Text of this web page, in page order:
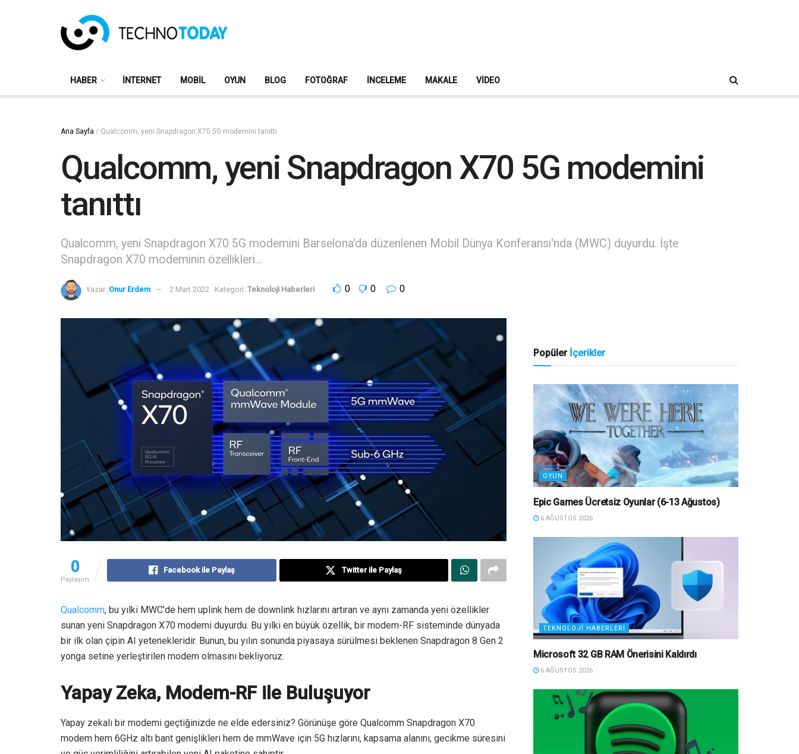
HABER İNTERNET MOBIL OYUN BLOG FOTOĞRAF İNCELEME MAKALE VIDEO
Ana Sayfa / Qualcomm, yeni Snapdragon X70 5G modemini tanıttı
Qualcomm, yeni Snapdragon X70 5G modemini
tanıttı
Qualcomm, yeni Snapdragon X70 5G modemini Barselona'da düzenlenen Mobil Dünya Konferansı'nda (MWC) duyurdu. İşte
Snapdragon X70 modeminin özellikleri...
Yazar: Onur Erdem 2 Mart 2022 Kategori: Teknoloji Haberleri 0 0 0
0
Paylaşım
Facebook ile Paylaş Twitter ile Paylaş
Qualcomm, bu yılki MWC’de hem uplink hem de downlink hızlarını artıran ve aynı zamanda yeni özellikler
sunan yeni Snapdragon X70 modemi duyurdu. Bu yılki en büyük özellik, bir modem-RF sisteminde dünyada
bir ilk olan çipin AI yetenekleridir. Bunun, bu yılın sonunda piyasaya sürülmesi beklenen Snapdragon 8 Gen 2
yonga setine yerleştirilen modem olmasını bekliyoruz.
Yapay Zeka, Modem-RF ile Buluşuyor
Yapay zekalı bir modemi geçtiğinizde ne elde edersiniz? Görünüşe göre Qualcomm Snapdragon X70
modem hem 6GHz altı bant genişlikleri hem de mmWave için 5G hızlarını, kapsama alanını, gecikme süresini
Popüler İçerikler
OYUN
Epic Games Ücretsiz Oyunlar (6-13 Ağustos)
6 AĞUSTOS 2026
TEKNOLOJI HABERLERI
Microsoft 32 GB RAM Önerisini Kaldırdı
6 AĞUSTOS 2026